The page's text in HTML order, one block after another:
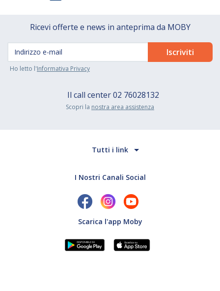
Ricevi offerte e news in anteprima da MOBY
Ho letto l'Informativa Privacy
Il call center02 76028132
Scopri la nostra area assistenza
Tutti i link
I Nostri Canali Social
Scarica l'app Moby